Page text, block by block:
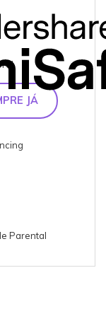
JÁ
Parental